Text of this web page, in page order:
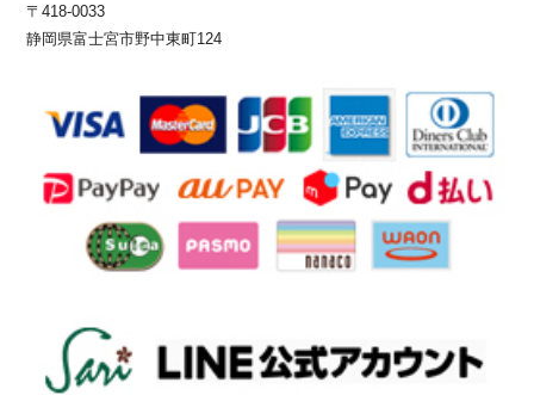
〒418-0033
静岡県富士宮市野中東町124